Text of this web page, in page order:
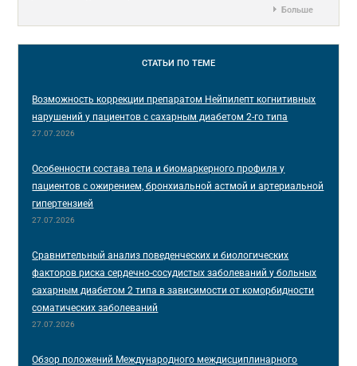
Больше
СТАТЬИ ПО ТЕМЕ
Возможность коррекции препаратом Нейпилепт когнитивных
нарушений у пациентов с сахарным диабетом 2-го типа
27.07.2026
Особенности состава тела и биомаркерного профиля у
пациентов с ожирением, бронхиальной астмой и артериальной
гипертензией
27.07.2026
Сравнительный анализ поведенческих и биологических
факторов риска сердечно-сосудистых заболеваний у больных
сахарным диабетом 2 типа в зависимости от коморбидности
соматических заболеваний
27.07.2026
Обзор положений Международного междисциплинарного